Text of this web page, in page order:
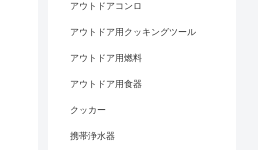
アウトドアコンロ
アウトドア用クッキングツール
アウトドア用燃料
アウトドア用食器
クッカー
携帯浄水器